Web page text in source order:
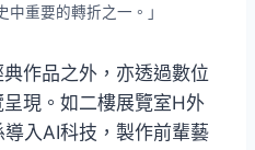
重要的轉折之一。」
作品之外，亦透過數位
現。如二樓展覽室H外
入AI科技，製作前輩藝